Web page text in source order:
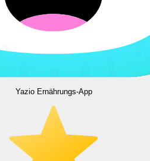
Yazio Ernährungs-App